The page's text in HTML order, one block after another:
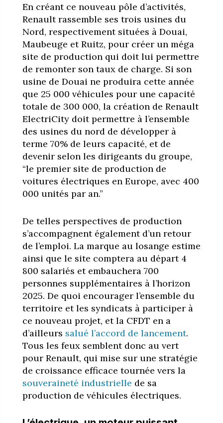
En créant ce nouveau pôle d’activités,
Renault rassemble ses trois usines du
Nord, respectivement situées à Douai,
Maubeuge et Ruitz, pour créer un méga
site de production qui doit lui permettre
de remonter son taux de charge. Si son
usine de Douai ne produira cette année
que 25 000 véhicules pour une capacité
totale de 300 000, la création de Renault
ElectriCity doit permettre à l’ensemble
des usines du nord de développer à
terme 70% de leurs capacité, et de
devenir selon les dirigeants du groupe,
“le premier site de production de
voitures électriques en Europe, avec 400
000 unités par an.”
De telles perspectives de production
s’accompagnent également d’un retour
de l’emploi. La marque au losange estime
ainsi que le site comptera au départ 4
800 salariés et embauchera 700
personnes supplémentaires à l’horizon
2025. De quoi encourager l’ensemble du
territoire et les syndicats à participer à
ce nouveau projet, et la CFDT en a
d’ailleurs salué l’accord de lancement.
Tous les feux semblent donc au vert
pour Renault, qui mise sur une stratégie
de croissance efficace tournée vers la
souveraineté industrielle de sa
production de véhicules électriques.